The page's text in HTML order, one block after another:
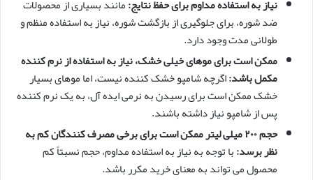
نیاز به استفاده مداوم برای حفظ نتایج:مانند بسیاری از محصولات
ضد شوره، برای جلوگیری از بازگشت شوره، نیاز به استفاده منظم و
طولانی مدت وجود دارد.
ممکن است برای موهای خیلی خشک، نیاز به استفاده از نرم کننده
مکمل باشد:اگرچه شامپو خشک کننده نیست، اما موهای بسیار
خشک ممکن است برای رسیدن به نرمی ایده آل، به یک نرم کننده
پس از شامپو نیاز داشته باشند.
حجم ۲۰۰ میلی لیتر ممکن است برای برخی مصرف کنندگان کم به
نظر برسد:با توجه به نیاز به استفاده مداوم، حجم نسبتاً کم
محصول می تواند به معنای خرید مکرر باشد.